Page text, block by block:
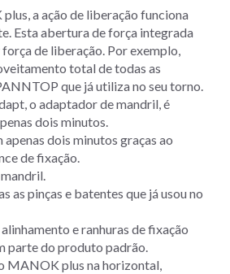
a ação de liberação funciona
Esta abertura de força integrada
de liberação. Por exemplo,
total de todas as
que já utiliza no seu torno.
o adaptador de mandril, é
dois minutos.
dois minutos graças ao
de fixação.
as pinças e batentes que já usou no
e ranhuras de fixação
parte do produto padrão.
MANOK plus na horizontal,